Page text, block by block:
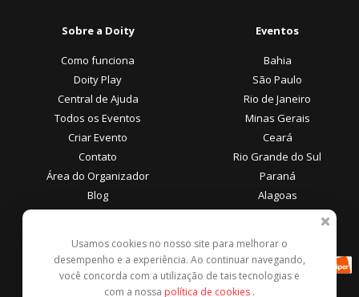
Sobre a Doity
Como funciona
Doity Play
Central de Ajuda
Todos os Eventos
Criar Evento
Contato
Área do Organizador
Blog
Eventos
Bahia
São Paulo
Rio de Janeiro
Minas Gerais
Ceará
Rio Grande do Sul
Paraná
Alagoas
Área do Participante
Central de Ajuda
Denunciar este evento
Formas de Pagamento
Usamos cookies no nosso site para melhorar o
desempenho e a experiência. Ao continuar navegando,
você concorda com a utilização de tais tecnologias e
com a nossa política de cookies .